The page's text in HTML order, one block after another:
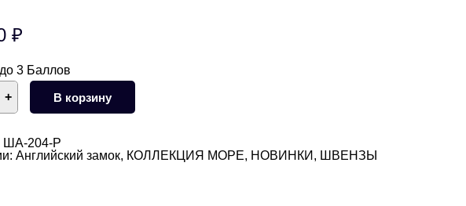
₽
до 3 Баллов
+
Количество
товара
Швензы
звезда
тонкая
18
В корзину
ША-204-Р
Английский замок, КОЛЛЕКЦИЯ МОРЕ, НОВИНКИ , ШВЕНЗЫ